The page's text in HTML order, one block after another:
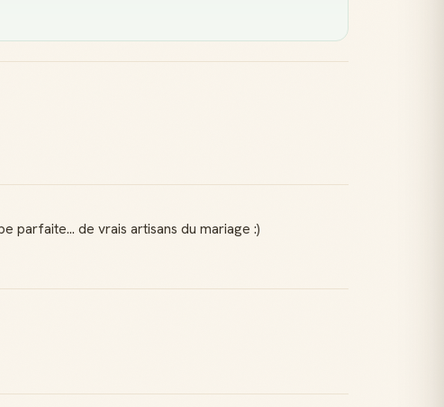
parfaite... de vrais artisans du mariage :)